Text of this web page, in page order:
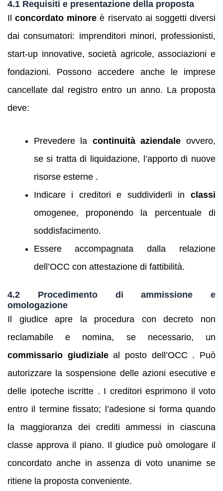
4.1 Requisiti e presentazione della proposta
Ilconcordato minore è riservato ai soggetti diversi
dai consumatori: imprenditori minori, professionisti,
start‑up innovative, società agricole, associazioni e
fondazioni. Possono accedere anche le imprese
cancellate dal registro entro un anno. La proposta
deve:
Prevedere la continuità aziendale ovvero,
se si tratta di liquidazione, l’apporto di nuove
risorse esterne .
Indicare i creditori e suddividerli in classi
omogenee, proponendo la percentuale di
soddisfacimento.
Essere accompagnata dalla relazione
dell’OCC con attestazione di fattibilità.
4.2 Procedimento di ammissione e
omologazione
Il giudice apre la procedura con decreto non
reclamabile e nomina, se necessario, un
commissario giudizialeal posto dell’OCC . Può
autorizzare la sospensione delle azioni esecutive e
delle ipoteche iscritte . I creditori esprimono il voto
entro il termine fissato; l’adesione si forma quando
la maggioranza dei crediti ammessi in ciascuna
classe approva il piano. Il giudice può omologare il
concordato anche in assenza di voto unanime se
ritiene la proposta conveniente.